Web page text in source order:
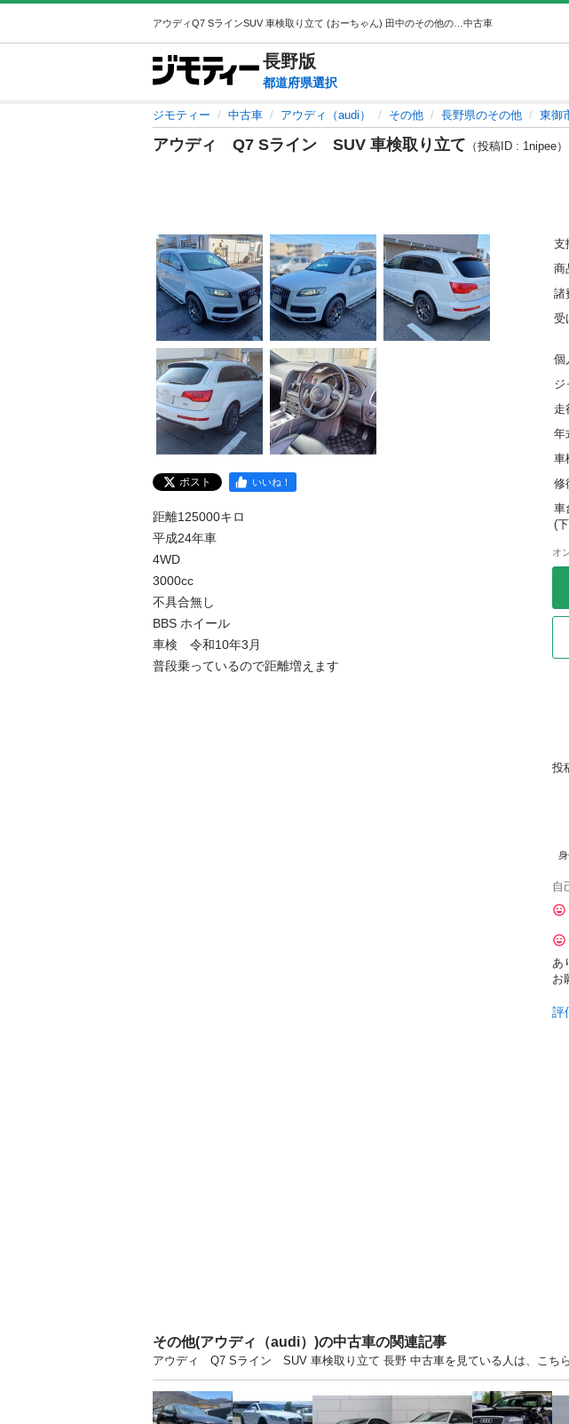
中古車
長野版
都道府県選択
ジモティー 中古車 アウディ（audi） その他 長野県のその他 東御
アウディ Q7 Sライン SUV 車検取り立て （投稿ID : 1nipee）
ポスト いいね！
距離125000キロ
平成24年車
4WD
3000cc
不具合無し
BBS ホイール
車検　令和10年3月
普段乗っているので距離増えます
支
商
諸
受
個
ジ
走
年
車
修
車
(
オ
投
自
あ
お
評
その他(アウディ（audi）)の中古車の関連記事
アウディ Q7 Sライン SUV 車検取り立て 長野 中古車を見ている人は、こちら